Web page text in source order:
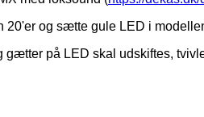
og sætte gule LED i
gætter på LED skal udskiftes,